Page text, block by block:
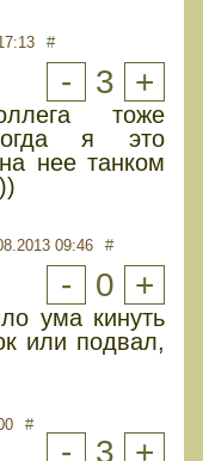
#
- 3 +
тоже
я это
нее танком
09:46 #
- 0 +
ума кинуть
или подвал,
#
- 3 +